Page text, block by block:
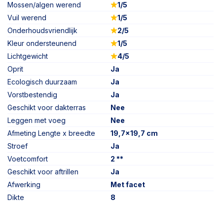
Mossen/algen werend
1/5
Vuil werend
1/5
Onderhoudsvriendlijk
2/5
Kleur ondersteunend
1/5
Lichtgewicht
4/5
Oprit
Ja
Ecologisch duurzaam
Ja
Vorstbestendig
Ja
Geschikt voor dakterras
Nee
Leggen met voeg
Nee
Afmeting Lengte x breedte
19,7x19,7 cm
Stroef
Ja
Voetcomfort
2 **
Geschikt voor aftrillen
Ja
Afwerking
Met facet
Dikte
8